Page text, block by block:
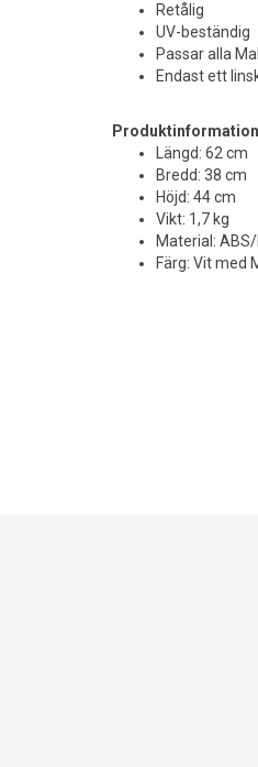
Retålig
UV-beständig
Passar alla
Endast ett
Längd: 62 cm
Bredd: 38 cm
Höjd: 44 cm
Vikt: 1,7 kg
Material:
Färg: Vit med